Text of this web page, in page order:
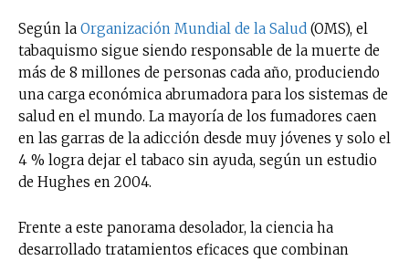
Según la Organización Mundial de la Salud (OMS), el
tabaquismo sigue siendo responsable de la muerte de
más de 8 millones de personas cada año, produciendo
una carga económica abrumadora para los sistemas de
salud en el mundo. La mayoría de los fumadores caen
en las garras de la adicción desde muy jóvenes y solo el
4 % logra dejar el tabaco sin ayuda, según un estudio
de Hughes en 2004.
Frente a este panorama desolador, la ciencia ha
desarrollado tratamientos eficaces que combinan